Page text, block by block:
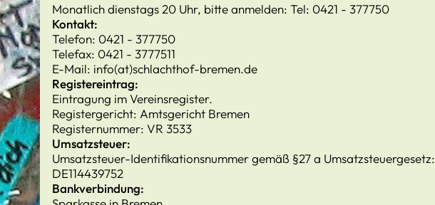
Monatlich dienstags 20 Uhr, bitte anmelden: Tel: 0421 - 377750
Kontakt:
Telefon: 0421 - 377750
Telefax: 0421 - 3777511
E-Mail: info(at)schlachthof-bremen.de
Registereintrag:
Eintragung im Vereinsregister.
Registergericht: Amtsgericht Bremen
Registernummer: VR 3533
Umsatzsteuer:
Umsatzsteuer-Identifikationsnummer gemäß §27 a Umsatzsteuergesetz:
DE114439752
Bankverbindung: